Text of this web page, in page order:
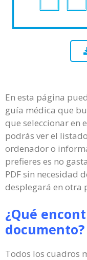
En esta página
guía médica que
que seleccionar en
podrás ver el
ordenador o
prefieres es no
PDF sin necesidad
desplegará en otra
¿Qué
documento?
Todos los cuadros